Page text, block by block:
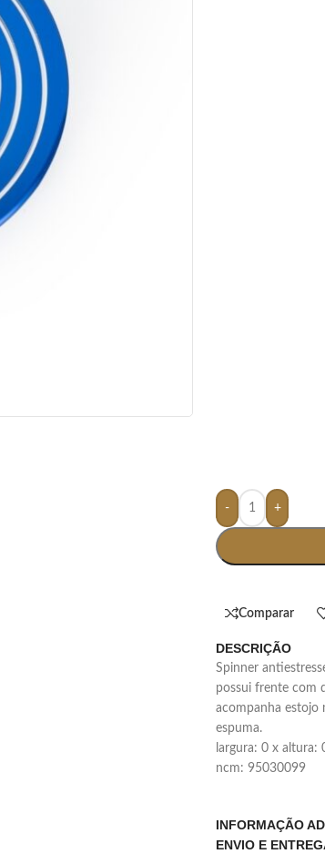
- +
Comparar
DESCRIÇÃO
spinner antiestresse escudo, material metálico. com rolamento central,
possui frente com
acompanha estojo
espuma.
largura: 0 x altura:
ncm: 95030099
INFORMAÇÃO
ENVIO E